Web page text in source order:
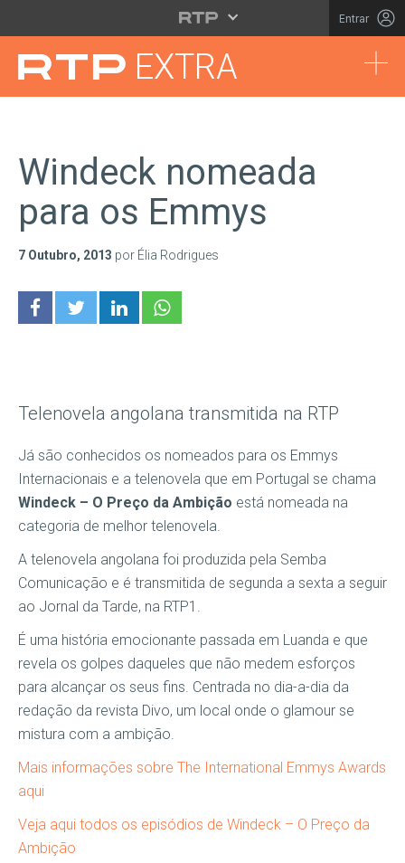
Saltar para o conteúdo principal
Entrar
EXTRA
Windeck nomeada
para os Emmys
7 Outubro, 2013 por Élia Rodrigues
Telenovela angolana transmitida na RTP
Já são conhecidos os nomeados para os Emmys
Internacionais e a telenovela que em Portugal se chama
Windeck – O Preço da Ambição está nomeada na
categoria de melhor telenovela.
A telenovela angolana foi produzida pela Semba
Comunicação e é transmitida de segunda a sexta a seguir
ao Jornal da Tarde, na RTP1.
É uma história emocionante passada em Luanda e que
revela os golpes daqueles que não medem esforços
para alcançar os seus fins. Centrada no dia-a-dia da
redação da revista Divo, um local onde o glamour se
mistura com a ambição.
Mais informações sobre The International Emmys Awards
aqui
Veja aqui todos os episódios de Windeck – O Preço da
Ambição